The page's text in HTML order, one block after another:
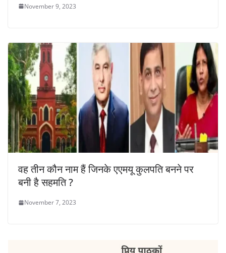
November 9, 2023
वह तीन कौन नाम हैं जिनके एएमयू कुलपति बनने पर
बनी है सहमति ?
November 7, 2023